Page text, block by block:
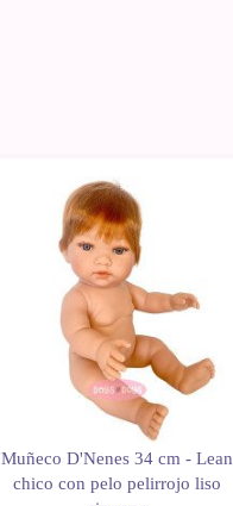
Muñeco D'Nenes 34 cm - Lean
chico con pelo pelirrojo liso